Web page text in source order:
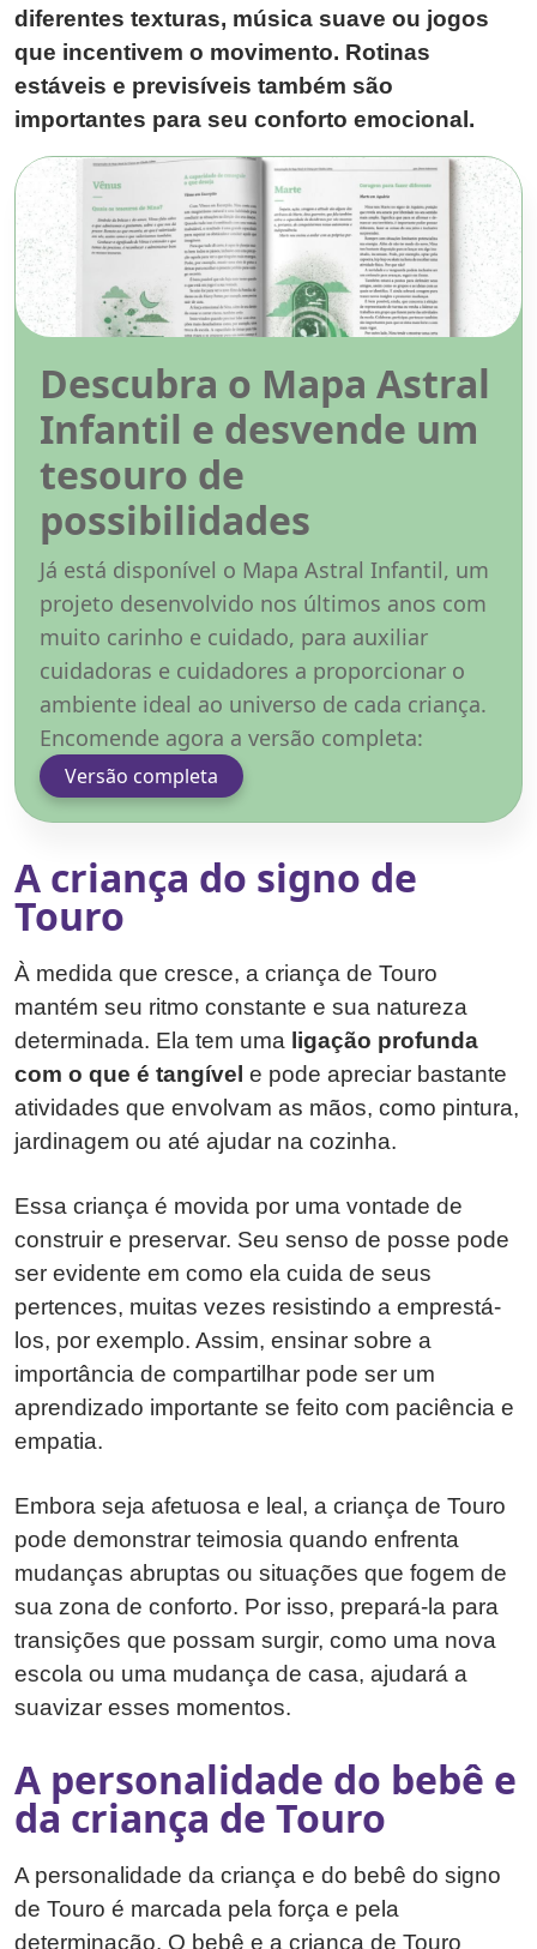
diferentes texturas, música suave ou jogos
que incentivem o movimento. Rotinas
estáveis e previsíveis também são
importantes para seu conforto emocional.
Descubra o Mapa Astral
Infantil e desvende um
tesouro de
possibilidades
Já está disponível o Mapa Astral Infantil, um
projeto desenvolvido nos últimos anos com
muito carinho e cuidado, para auxiliar
cuidadoras e cuidadores a proporcionar o
ambiente ideal ao universo de cada criança.
Encomende agora a versão completa:
Versão completa
A criança do signo de
Touro
À medida que cresce, a criança de Touro
mantém seu ritmo constante e sua natureza
determinada. Ela tem uma ligação profunda
com o que é tangível e pode apreciar bastante
atividades que envolvam as mãos, como pintura,
jardinagem ou até ajudar na cozinha.
Essa criança é movida por uma vontade de
construir e preservar. Seu senso de posse pode
ser evidente em como ela cuida de seus
pertences, muitas vezes resistindo a emprestá-
los, por exemplo. Assim, ensinar sobre a
importância de compartilhar pode ser um
aprendizado importante se feito com paciência e
empatia.
Embora seja afetuosa e leal, a criança de Touro
pode demonstrar teimosia quando enfrenta
mudanças abruptas ou situações que fogem de
sua zona de conforto. Por isso, prepará-la para
transições que possam surgir, como uma nova
escola ou uma mudança de casa, ajudará a
suavizar esses momentos.
A personalidade do bebê e
da criança de Touro
A personalidade da criança e do bebê do signo
de Touro é marcada pela força e pela
determinação. O bebê e a criança de Touro